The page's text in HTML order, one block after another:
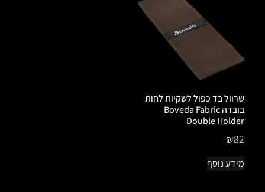
שרוול בד כפול לשקיות לחות
בובדה Boveda Fabric
Double Holder
₪82
מידע נוסף